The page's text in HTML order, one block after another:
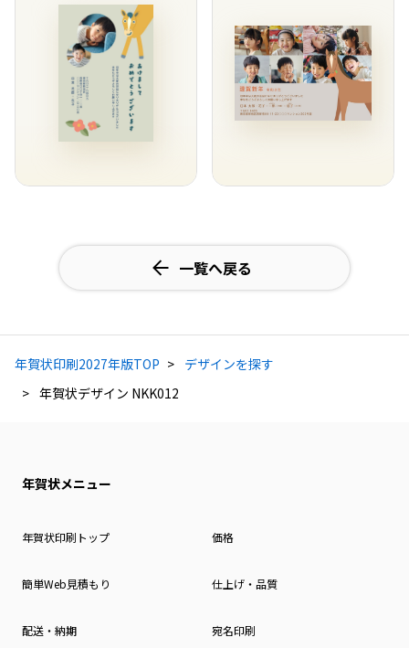
一覧へ戻る
年賀状印刷2027年版TOP
デザインを探す
年賀状デザイン NKK012
年賀状メニュー
年賀状印刷トップ 価格
簡単Web見積もり 仕上げ・品質
配送・納期 宛名印刷